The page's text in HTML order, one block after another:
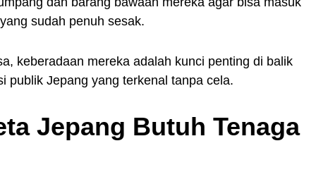
sudah penuh sesak.
keberadaan mereka adalah kunci penting di balik
publik Jepang yang terkenal tanpa cela.
Jepang Butuh Tenaga